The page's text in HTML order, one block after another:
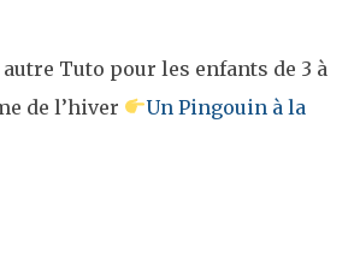
Tuto pour les enfants de 3 à
de l’hiver
Un Pingouin à la